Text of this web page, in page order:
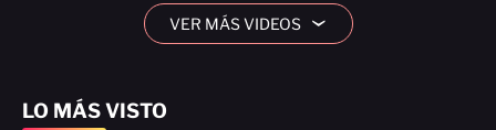
LO MÁS VISTO
VER MÁS VIDEOS ›